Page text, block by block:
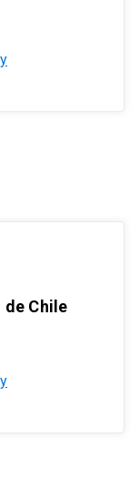
Chile